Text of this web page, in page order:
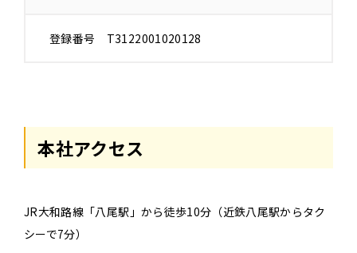
登録番号 T3122001020128
本社アクセス
JR大和路線「八尾駅」から徒歩10分（近鉄八尾駅からタク
シーで7分）